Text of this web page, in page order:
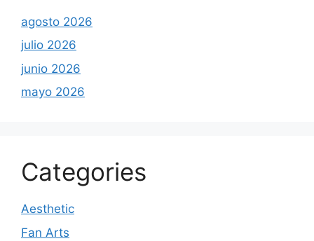
agosto 2026
julio 2026
junio 2026
mayo 2026
Categories
Aesthetic
Fan Arts